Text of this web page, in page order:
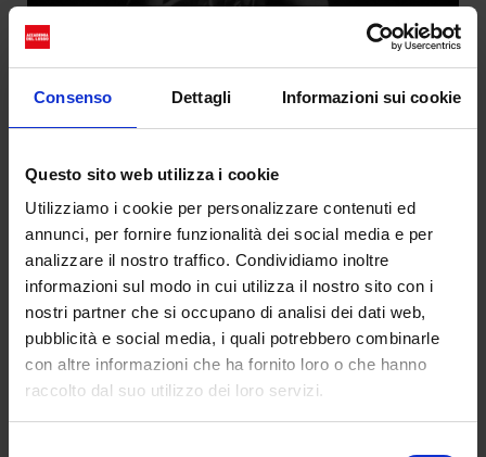
Consenso Dettagli Informazioni sui cookie
Questo sito web utilizza i cookie
Utilizziamo i cookie per personalizzare contenuti ed
annunci, per fornire funzionalità dei social media e per
analizzare il nostro traffico. Condividiamo inoltre
informazioni sul modo in cui utilizza il nostro sito con i
nostri partner che si occupano di analisi dei dati web,
pubblicità e social media, i quali potrebbero combinarle
con altre informazioni che ha fornito loro o che hanno
raccolto dal suo utilizzo dei loro servizi.
Olly contro il politicamente corretto
CULTURE
“La cancel culture ci sta sfuggendo di
mano?” Il...